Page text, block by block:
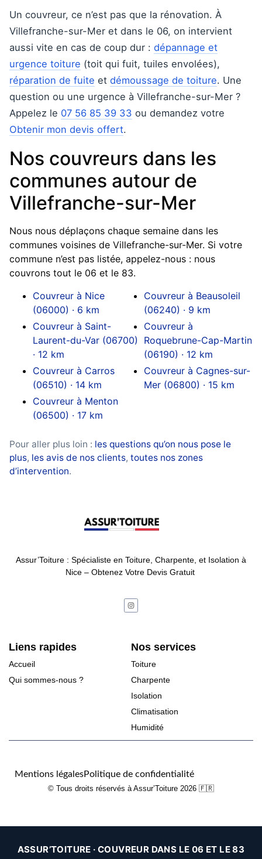
Un couvreur, ce n’est pas que la rénovation. À
Villefranche-sur-Mer et dans le 06, on intervient
aussi vite en cas de coup dur : dépannage et
urgence toiture (toit qui fuit, tuiles envolées),
réparation de fuite et démoussage de toiture. Une
question ou une urgence à Villefranche-sur-Mer ?
Appelez le 07 56 85 39 33 ou demandez votre
Obtenir mon devis offert.
Nos couvreurs dans les
communes autour de
Villefranche-sur-Mer
Nous nous déplaçons chaque semaine dans les
communes voisines de Villefranche-sur-Mer. Si votre
commune n’est pas listée, appelez-nous : nous
couvrons tout le 06 et le 83.
Couvreur à Nice
(06000) · 6 km
Couvreur à Beausoleil
(06240) · 9 km
Couvreur à Saint-
Laurent-du-Var (06700)
· 12 km
Couvreur à
Roquebrune-Cap-Martin
(06190) · 12 km
Couvreur à Carros
(06510) · 14 km
Couvreur à Cagnes-sur-
Mer (06800) · 15 km
Couvreur à Menton
(06500) · 17 km
Pour aller plus loin : les questions qu’on nous pose le
plus, les avis de nos clients, toutes nos zones
d’intervention.
Assur’Toiture : Spécialiste en Toiture, Charpente, et Isolation à
Nice – Obtenez Votre Devis Gratuit
Liens rapides
Accueil
Qui sommes-nous ?
Nos services
Toiture
Charpente
Isolation
Climatisation
Humidité
Mentions légalesPolitique de confidentialité
© Tous droits réservés à Assur’Toiture 2026 🇫🇷
ASSUR’TOITURE · COUVREUR DANS LE 06 ET LE 83